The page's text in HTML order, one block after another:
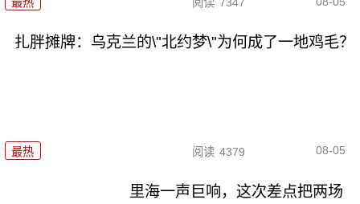
最热 阅读 7347
扎胖摊牌：乌克兰的\"北约梦\"为何成了一地鸡毛？
最热 阅读 4379 08-05
里海一声巨响，这次差点把两场